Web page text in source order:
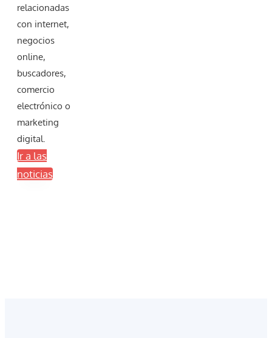
relacionadas
con internet,
negocios
online,
buscadores,
comercio
electrónico o
marketing
digital.
Ir a las
noticias